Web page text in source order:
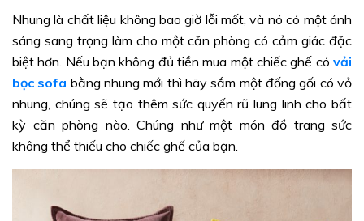
Nhung là chất liệu không bao giờ lỗi mốt, và nó có một ánh
sáng sang trọng làm cho một căn phòng có cảm giác đặc
biệt hơn. Nếu bạn không đủ tiền mua một chiếc ghế có vải
bọc sofa bằng nhung mới thì hãy sắm một đống gối có vỏ
nhung, chúng sẽ tạo thêm sức quyến rũ lung linh cho bất
kỳ căn phòng nào. Chúng như một món đồ trang sức
không thể thiếu cho chiếc ghế của bạn.